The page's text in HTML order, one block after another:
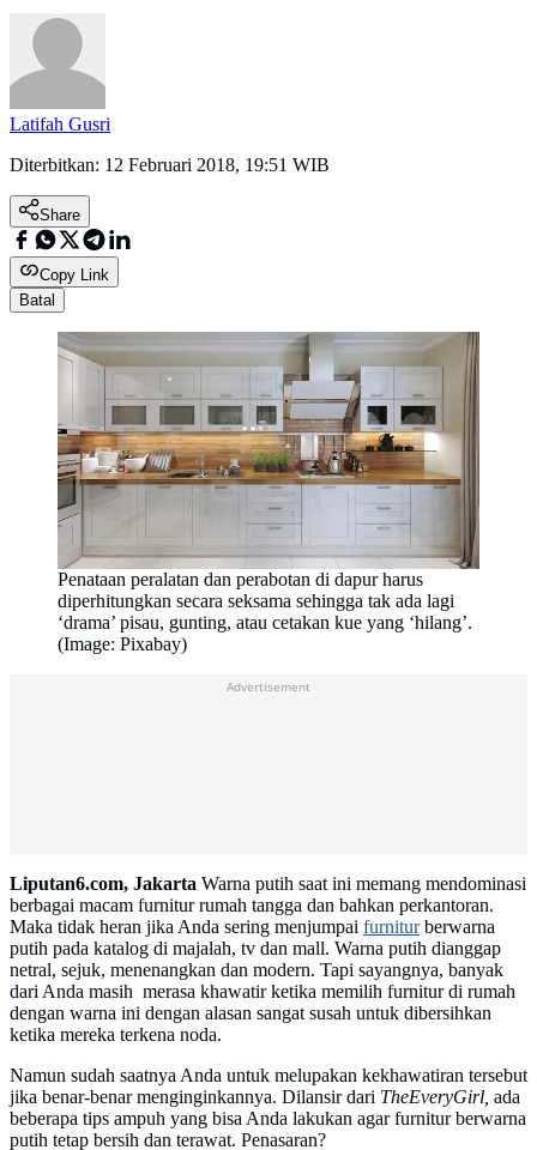
Latifah Gusri
Diterbitkan: 12 Februari 2018, 19:51 WIB
Share
Copy Link
Batal
Penataan peralatan dan perabotan di dapur harus
diperhitungkan secara seksama sehingga tak ada lagi
‘drama’ pisau, gunting, atau cetakan kue yang ‘hilang’.
(Image: Pixabay)
Advertisement
Liputan6.com, Jakarta Warna putih saat ini memang mendominasi
berbagai macam furnitur rumah tangga dan bahkan perkantoran.
Maka tidak heran jika Anda sering menjumpai furniturberwarna
putih pada katalog di majalah, tv dan mall. Warna putih dianggap
netral, sejuk, menenangkan dan modern. Tapi sayangnya, banyak
dari Anda masih merasa khawatir ketika memilih furnitur di rumah
dengan warna ini dengan alasan sangat susah untuk dibersihkan
ketika mereka terkena noda.
Namun sudah saatnya Anda untuk melupakan kekhawatiran tersebut
jika benar-benar menginginkannya. Dilansir dari TheEveryGirl, ada
beberapa tips ampuh yang bisa Anda lakukan agar furnitur berwarna
putih tetap bersih dan terawat. Penasaran?